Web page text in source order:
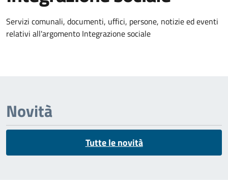
Dettagli dell'argomento
Servizi comunali, documenti, uffici, persone, notizie ed eventi
relativi all'argomento Integrazione sociale
Novità
Tutte le novità